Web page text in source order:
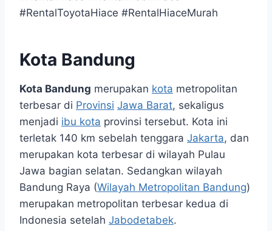
#RentalToyotaHiace #RentalHiaceMurah
Kota Bandung
Kota Bandung merupakan kota metropolitan
terbesar di Provinsi Jawa Barat, sekaligus
menjadi ibu kota provinsi tersebut. Kota ini
terletak 140 km sebelah tenggara Jakarta, dan
merupakan kota terbesar di wilayah Pulau
Jawa bagian selatan. Sedangkan wilayah
Bandung Raya (Wilayah Metropolitan Bandung)
merupakan metropolitan terbesar kedua di
Indonesia setelah Jabodetabek.